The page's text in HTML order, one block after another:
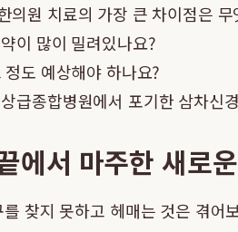
의원 치료의 가장 큰 차이점은 무
이 많이 밀려있나요?
도 예상해야 하나요?
급종합병원에서 포기한 삼차신
에서 마주한 새로
찾지 못하고 헤매는 것은 겪